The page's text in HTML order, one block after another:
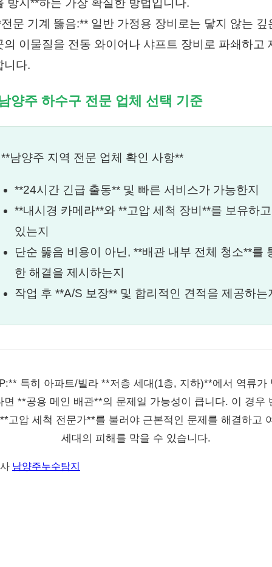
방지**하는 가장 확실한 방법입니다.
문 기계 뚫음:** 일반 가정용 장비로는 닿지 않는 깊
의 이물질을 전동 와이어나 샤프트 장비로 파쇄하고
니다.
양주 하수구 전문 업체 선택 기준
**남양주 지역 전문 업체 확인 사항**
**24시간 긴급 출동** 및 빠른 서비스가 가능한지
**내시경 카메라**와 **고압 세척 장비**를 보유하고
있는지
단순 뚫음 비용이 아닌, **배관 내부 전체 청소**를
한 해결을 제시하는지
작업 후 **A/S 보장** 및 합리적인 견적을 제공하는
특히 아파트/빌라 **저층 세대(1층, 지하)**에서 역류가
면 **공용 메인 배관**의 문제일 가능성이 큽니다. 이 경우
고압 세척 전문가**를 불러야 근본적인 문제를 해결하고
세대의 피해를 막을 수 있습니다.
남양주누수탐지